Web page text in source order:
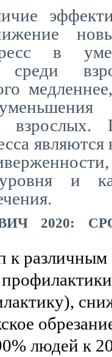
в
взрослых.
и
2020:
к
людей к